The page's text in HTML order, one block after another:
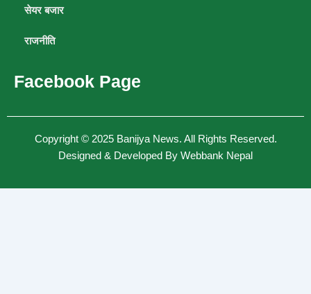
सेयर बजार
राजनीति
Facebook Page
Copyright © 2025 Banijya News. All Rights Reserved.
Designed & Developed By Webbank Nepal